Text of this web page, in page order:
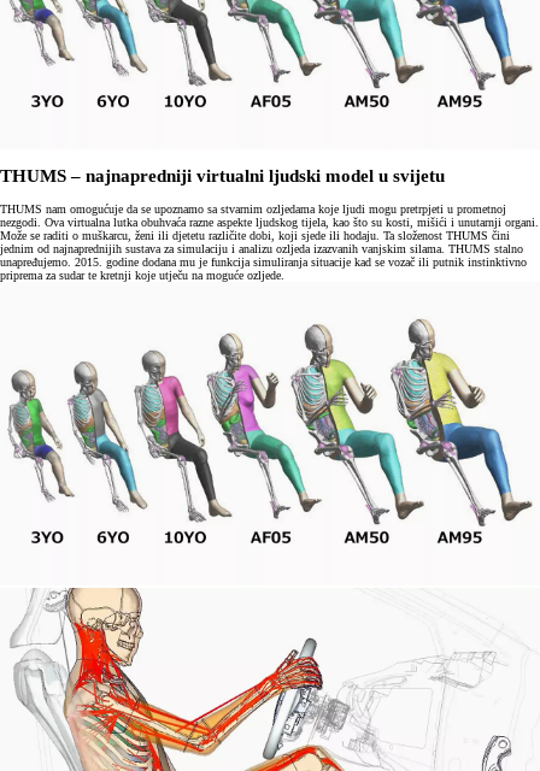
THUMS – najnapredniji virtualni ljudski model u svijetu
THUMS nam omogućuje da se upoznamo sa stvarnim ozljedama koje ljudi mogu pretrpjeti u prometnoj
nezgodi. Ova virtualna lutka obuhvaća razne aspekte ljudskog tijela, kao što su kosti, mišići i unutarnji organi.
Može se raditi o muškarcu, ženi ili djetetu različite dobi, koji sjede ili hodaju. Ta složenost THUMS čini
jednim od najnaprednijih sustava za simulaciju i analizu ozljeda izazvanih vanjskim silama. THUMS stalno
unapređujemo. 2015. godine dodana mu je funkcija simuliranja situacije kad se vozač ili putnik instinktivno
priprema za sudar te kretnji koje utječu na moguće ozljede.